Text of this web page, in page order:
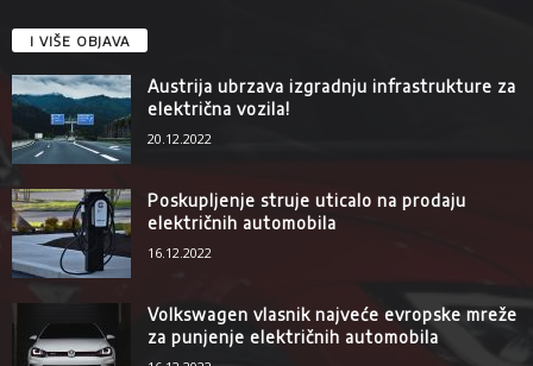
I VIŠE OBJAVA
Austrija ubrzava izgradnju infrastrukture za
električna vozila!
20.12.2022
Poskupljenje struje uticalo na prodaju
električnih automobila
16.12.2022
Volkswagen vlasnik najveće evropske mreže
za punjenje električnih automobila